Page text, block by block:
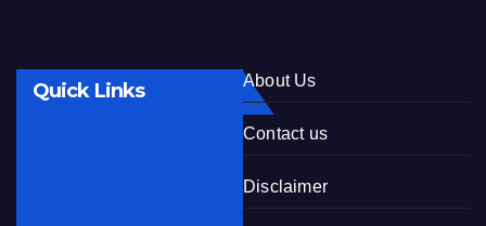
Quick Links About Us
Contact us
Disclaimer